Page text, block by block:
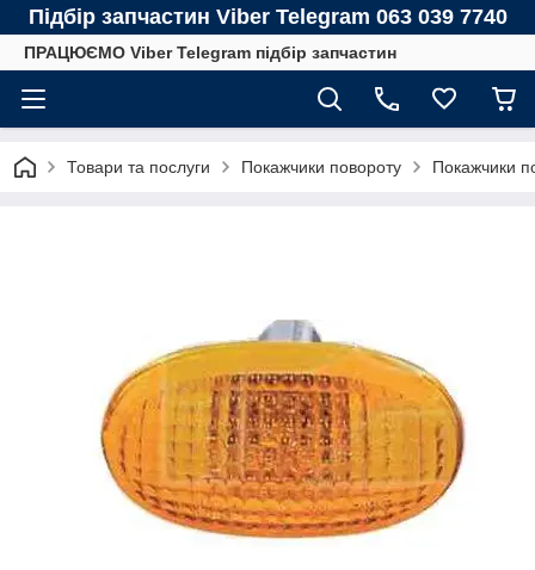
Підбір запчастин Viber Telegram 063 039 7740
ПРАЦЮЄМО Viber Telegram підбір запчастин
Товари та послуги Покажчики повороту Покажчики